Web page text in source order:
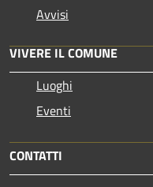
Avvisi
VIVERE IL COMUNE
Luoghi
Eventi
CONTATTI